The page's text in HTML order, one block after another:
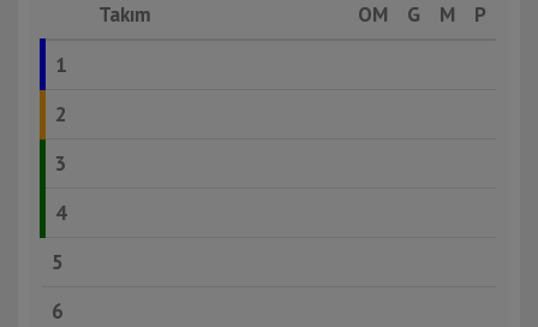
Takım OM G M
P
1
2
3
4
5
6